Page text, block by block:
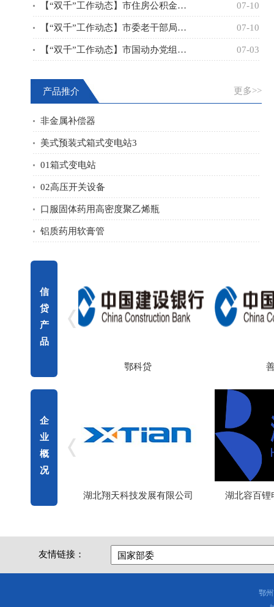
【“双千”工作动态】市住房公积金中心二级调研员周永弘率中心“双 07-10
【“双千”工作动态】市委老干部局副局长何立群带领局“双千”工作 07-10
【“双千”工作动态】市国动办党组成员、副主任黄景胜带领“双千” 07-03
产品推介 更多>>
非金属补偿器
美式预装式箱式变电站3
01箱式变电站
02高压开关设备
口服固体药用高密度聚乙烯瓶
铝质药用软膏管
信
贷
产
品
企
业
概
况
湖北翔天科技发展有限公司 湖北容百锂电材料有限公司
友情链接：
鄂